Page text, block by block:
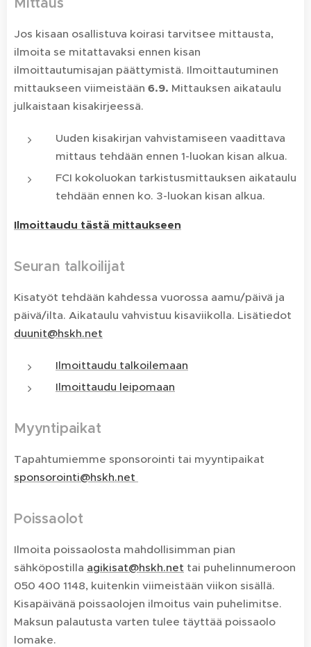
Jos kisaan osallistuva koirasi tarvitsee mittausta,
ilmoita se mitattavaksi ennen kisan
ilmoittautumisajan päättymistä. Ilmoittautuminen
mittaukseen viimeistään 6.9. Mittauksen aikataulu
julkaistaan kisakirjeessä.
Uuden kisakirjan vahvistamiseen vaadittava
mittaus tehdään ennen 1-luokan kisan alkua.
FCI kokoluokan tarkistusmittauksen aikataulu
tehdään ennen ko. 3-luokan kisan alkua.
Ilmoittaudu tästä mittaukseen
Seuran talkoilijat
Kisatyöt tehdään kahdessa vuorossa aamu/päivä ja
päivä/ilta. Aikataulu vahvistuu kisaviikolla. Lisätiedot
duunit@hskh.net
Ilmoittaudu talkoilemaan
Ilmoittaudu leipomaan
Myyntipaikat
Tapahtumiemme sponsorointi tai myyntipaikat
sponsorointi@hskh.net
Poissaolot
Ilmoita poissaolosta mahdollisimman pian
sähköpostilla agikisat@hskh.net tai puhelinnumeroon
050 400 1148, kuitenkin viimeistään viikon sisällä.
Kisapäivänä poissaolojen ilmoitus vain puhelimitse.
Maksun palautusta varten tulee täyttää poissaolo
lomake.